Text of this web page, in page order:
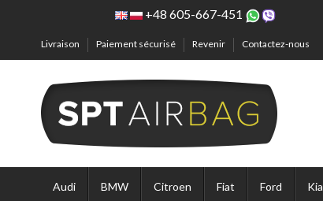
+48 605-667-451
Livraison Paiement sécurisé Revenir Contactez-nous
Audi BMW Citroen Fiat Ford Kia